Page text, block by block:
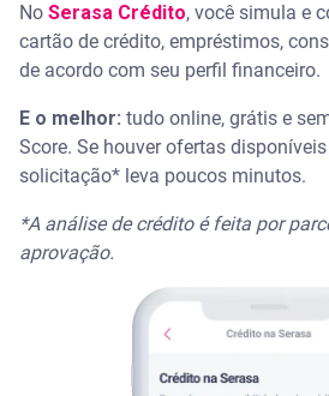
No Serasa Crédito, você simula e
cartão de crédito, empréstimos,
de acordo com seu perfil financeiro.
E o melhor: tudo online, grátis e
Score. Se houver ofertas disponíveis
solicitação* leva poucos minutos.
*A análise de crédito é feita por
aprovação.